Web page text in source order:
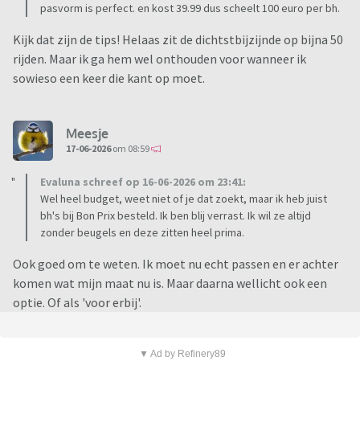
pasvorm is perfect. en kost 39.99 dus scheelt 100 euro per bh.
Kijk dat zijn de tips! Helaas zit de dichtstbijzijnde op bijna 50
rijden. Maar ik ga hem wel onthouden voor wanneer ik
sowieso een keer die kant op moet.
Meesje
17-06-2026om 08:59
Evaluna schreef op 16-06-2026 om 23:41:
Wel heel budget, weet niet of je dat zoekt, maar ik heb juist
bh's bij Bon Prix besteld. Ik ben blij verrast. Ik wil ze altijd
zonder beugels en deze zitten heel prima.
Ook goed om te weten. Ik moet nu echt passen en er achter
komen wat mijn maat nu is. Maar daarna wellicht ook een
optie. Of als 'voor erbij'.
▼ Ad by Refinery89